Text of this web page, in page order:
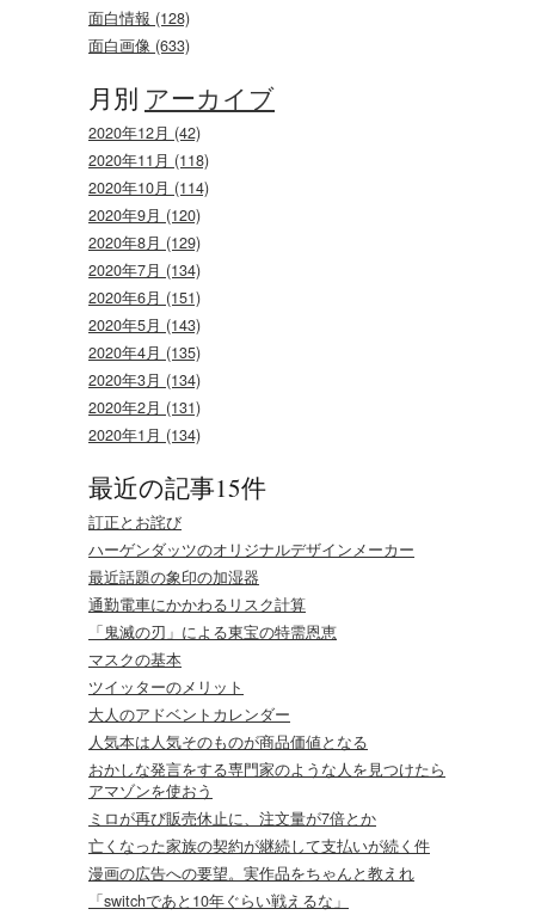
面白情報 (128)
面白画像 (633)
月別 アーカイブ
2020年12月 (42)
2020年11月 (118)
2020年10月 (114)
2020年9月 (120)
2020年8月 (129)
2020年7月 (134)
2020年6月 (151)
2020年5月 (143)
2020年4月 (135)
2020年3月 (134)
2020年2月 (131)
2020年1月 (134)
最近の記事15件
訂正とお詫び
ハーゲンダッツのオリジナルデザインメーカー
最近話題の象印の加湿器
通勤電車にかかわるリスク計算
「鬼滅の刃」による東宝の特需恩恵
マスクの基本
ツイッターのメリット
大人のアドベントカレンダー
人気本は人気そのものが商品価値となる
おかしな発言をする専門家のような人を見つけたら
アマゾンを使おう
ミロが再び販売休止に、注文量が7倍とか
亡くなった家族の契約が継続して支払いが続く件
漫画の広告への要望。実作品をちゃんと教えれ
「switchであと10年ぐらい戦えるな」